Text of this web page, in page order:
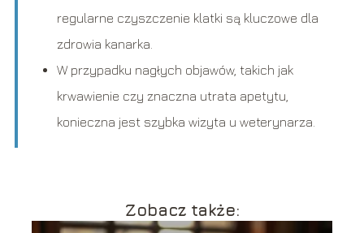
regularne czyszczenie klatki są kluczowe dla
zdrowia kanarka.
W przypadku nagłych objawów, takich jak
krwawienie czy znaczna utrata apetytu,
konieczna jest szybka wizyta u weterynarza.
Zobacz także: